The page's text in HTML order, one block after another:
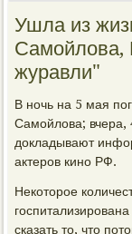
Ушла из
Самойлова,
журавли"
В ночь на 5 мая
Самойлова; вчера,
докладывают
актеров кино РФ.
Некоторое
сказать то, что